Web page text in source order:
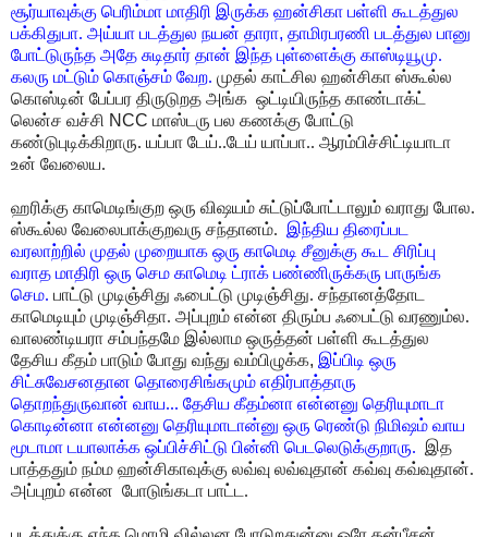
சூர்யாவுக்கு பெரிம்மா மாதிரி இருக்க ஹன்சிகா பள்ளி கூடத்துல
பக்கிதுபா. அய்யா படத்துல நயன் தாரா, தாமிரபரணி படத்துல பானு
போட்டுருந்த அதே சுடிதார் தான் இந்த புள்ளைக்கு காஸ்டியூமு.
கலரு மட்டும் கொஞ்சம் வேற. முதல் காட்சில ஹன்சிகா ஸ்கூல்ல
கொஸ்டின் பேப்பர திருடுறத அங்க ஒட்டியிருந்த காண்டாக்ட்
லென்ச வச்சி NCC மாஸ்டரு பல கணக்கு போட்டு
கண்டுபுடிக்கிறாரு. யப்பா டேய்..டேய் யாப்பா.. ஆரம்பிச்சிட்டியாடா
உன் வேலைய.
ஹரிக்கு காமெடிங்குற ஒரு விஷயம் சுட்டுப்போட்டாலும் வராது போல.
ஸ்கூல்ல வேலைபாக்குறவரு சந்தானம். இந்திய திரைப்பட
வரலாற்றில் முதல் முறையாக ஒரு காமெடி சீனுக்கு கூட சிரிப்பு
வராத மாதிரி ஒரு செம காமெடி ட்ராக் பண்ணிருக்கரு பாருங்க
செம. பாட்டு முடிஞ்சிது ஃபைட்டு முடிஞ்சிது. சந்தானத்தோட
காமெடியும் முடிஞ்சிதா. அப்புறம் என்ன திரும்ப ஃபைட்டு வரணும்ல.
வாலண்டியரா சம்பந்தமே இல்லாம ஒருத்தன் பள்ளி கூடத்துல
தேசிய கீதம் பாடும் போது வந்து வம்பிழுக்க, இப்பிடி ஒரு
சிட்சுவேசனதான தொரைசிங்கமும் எதிர்பாத்தாரு
தொறந்துருவான் வாய... தேசிய கீதம்னா என்னனு தெரியுமாடா
கொடின்னா என்னனு தெரியுமாடான்னு ஒரு ரெண்டு நிமிஷம் வாய
மூடாமா டயாலாக்க ஒப்பிச்சிட்டு பின்னி பெடலெடுக்குறாரு. இத
பாத்ததும் நம்ம ஹன்சிகாவுக்கு லவ்வு லவ்வுதான் கவ்வு கவ்வுதான்.
அப்புறம் என்ன போடுங்கடா பாட்ட.